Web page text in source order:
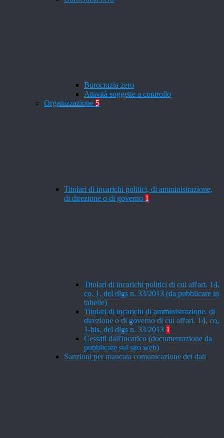
Burocrazia zero
Attività soggette a controllo
Organizzazione 5
Titolari di incarichi politici, di amministrazione,
di direzione o di governo 1
Titolari di incarichi politici di cui all'art. 14,
co. 1, del dlgs n. 33/2013 (da pubblicare in
tabelle)
Titolari di incarichi di amministrazione, di
direzione o di governo di cui all'art. 14, co.
1-bis, del dlgs n. 33/2013 1
Cessati dall'incarico (documentazione da
pubblicare sul sito web)
Sanzioni per mancata comunicazione dei dati